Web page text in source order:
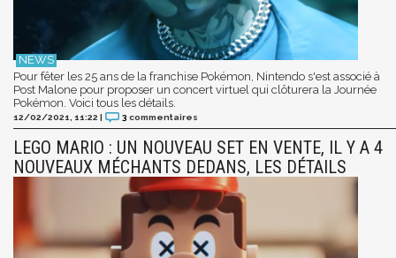
Pour fêter les 25 ans de la franchise Pokémon, Nintendo s'est associé à
Post Malone pour proposer un concert virtuel qui clôturera la Journée
Pokémon. Voici tous les détails.
12/02/2021, 11:22 | 3 commentaires
LEGO MARIO : UN NOUVEAU SET EN VENTE, IL Y A 4
NOUVEAUX MÉCHANTS DEDANS, LES DÉTAILS